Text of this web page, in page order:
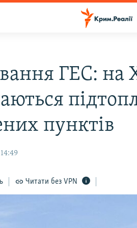
ГЕС: на
пунктів
Читати без VPN